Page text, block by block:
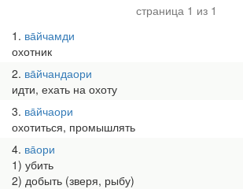
страница 1 из 1
1 ва̄йчамди
охотник
2 ва̄йчандаори
идти, ехать на охоту
3 ва̄йчаори
охотиться, промышлять
4 ва̄ори
1) убить
2) добыть (зверя, рыбу)